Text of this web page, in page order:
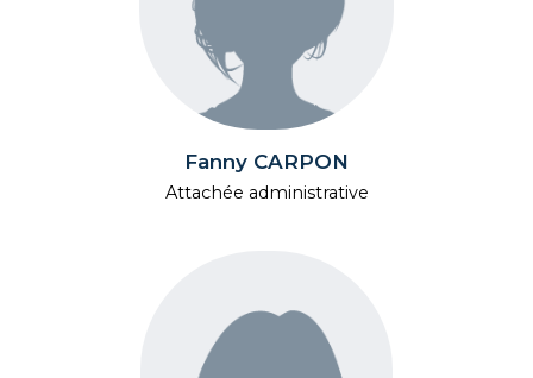
Fanny CARPON
Attachée administrative